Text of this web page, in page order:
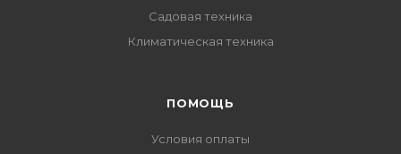
Садовая техника
Климатическая техника
ПОМОЩЬ
Условия оплаты